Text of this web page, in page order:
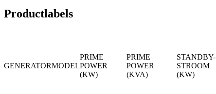
Productlabels
GENERATORMODEL
PRIME
POWER
(KW)
PRIME
POWER
(KVA)
STANDBY-
STROOM
(KW)